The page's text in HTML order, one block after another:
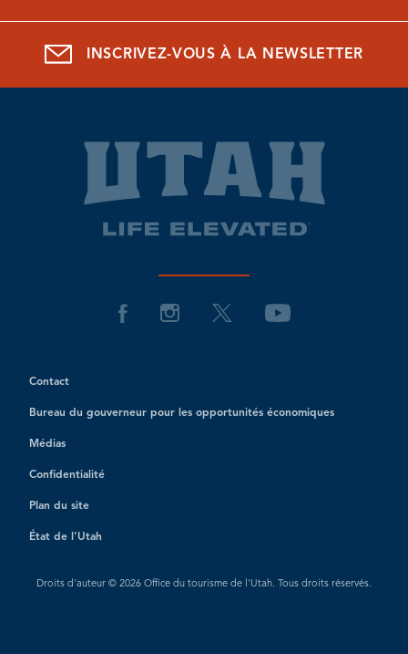
INSCRIVEZ-VOUS À LA NEWSLETTER
Contact
Bureau du gouverneur pour les opportunités économiques
Médias
Confidentialité
Plan du site
État de l'Utah
Droits d'auteur © 2026 Office du tourisme de l'Utah. Tous droits réservés.